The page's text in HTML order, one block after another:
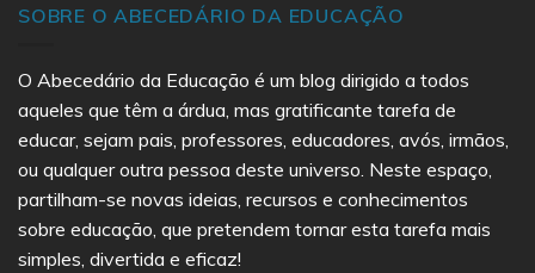
SOBRE O ABECEDÁRIO DA EDUCAÇÃO
O Abecedário da Educação é um blog dirigido a todos
aqueles que têm a árdua, mas gratificante tarefa de
educar, sejam pais, professores, educadores, avós, irmãos,
ou qualquer outra pessoa deste universo. Neste espaço,
partilham-se novas ideias, recursos e conhecimentos
sobre educação, que pretendem tornar esta tarefa mais
simples, divertida e eficaz!